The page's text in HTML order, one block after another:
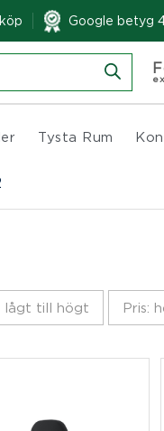
Google betyg
Tysta Rum
lågt till högt Pris: